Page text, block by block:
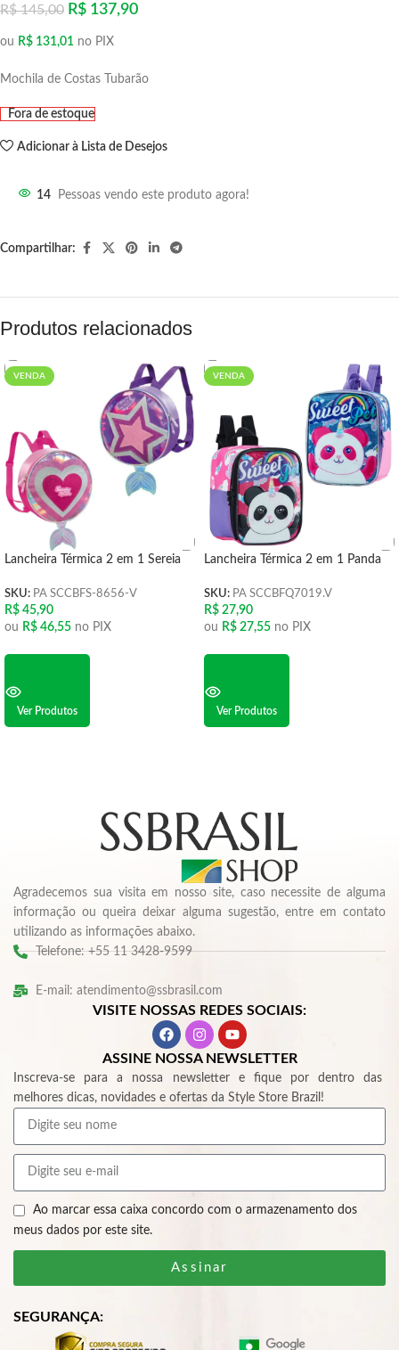
R$145,00 R$ 137,90
ou R$ 131,01 no PIX
Mochila de Costas Tubarão
Fora de estoque
Adicionar à Lista de Desejos
14 Pessoas vendo este produto agora!
Compartilhar:
Produtos relacionados
VENDA
Lancheira Térmica 2 em 1 Sereia
SKU: PA SCCBFS-8656-V
R$ 45,90
ou R$ 46,55 no PIX
Ver Produtos
VENDA
Lancheira Térmica 2 em 1 Panda
SKU: PA SCCBFQ7019.V
R$ 27,90
ou R$ 27,55 no PIX
Ver Produtos
Agradecemos sua visita em nosso site, caso necessite de alguma
informação ou queira deixar alguma sugestão, entre em contato
utilizando as informações abaixo.
Telefone: +55 11 3428-9599
E-mail: atendimento@ssbrasil.com
VISITE NOSSAS REDES SOCIAIS:
ASSINE NOSSA NEWSLETTER
Inscreva-se para a nossa newsletter e fique por dentro das
melhores dicas, novidades e ofertas da Style Store Brazil!
Ao marcar essa caixa concordo com o armazenamento dos
meus dados por este site.
Assinar
SEGURANÇA: